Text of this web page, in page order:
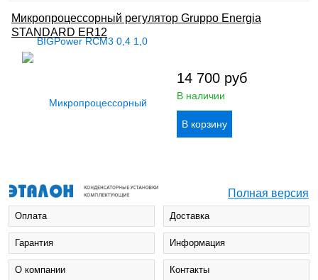
Микропроцессорный регулятор Gruppo Energia
STANDARD ER12
14 700 руб
В наличии
Полная версия
Оплата Доставка
Гарантия Информация
О компании Контакты